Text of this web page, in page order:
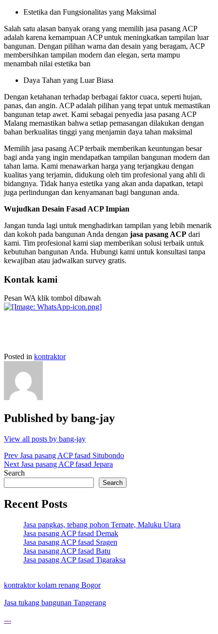
Estetika dan Fungsionalitas yang Maksimal
Salah satu alasan banyak orang yang memilih jasa pasang ACP
adalah karena kemampuan ACP untuk meningkatkan tampilan luar
bangunan. Dengan pilihan warna dan desain yang beragam, ACP
membersihkan tampilan modern dan elegan, serta mampu
menambah nilai estetika ban
Daya Tahan yang Luar Biasa
Dengan ketahanan terhadap berbagai faktor cuaca, seperti hujan,
panas, dan angin. ACP adalah pilihan yang tepat untuk memastikan
bangunan tetap awet. Kami sebagai penyedia jasa pasang ACP
Malang memastikan bahwa setiap pemasangan dilakukan dengan
bahan berkualitas tinggi yang menjamin daya tahan maksimal
Memilih jasa pasang ACP terbaik memberikan keuntungan besar
bagi anda yang ingin mendapatkan tampilan bangunan modern dan
tahan lama. Kami menawarkan harga yang terjangkau dengan
kualitas yang terjamin, didukung oleh tim profesional yang ahli di
bidangnya. Tidak hanya estetika yang akan anda dapatkan, tetapi
juga perlindungan dan kenyamanan bagi bangunan anda.
Wujudkan Desain Fasad ACP Impian
Jangan tunda lagi untuk menghadirkan tampilan yang lebih menarik
dan kokoh pada bangunan Anda dengan jasa pasang ACP dari
kami. Tim profesional kami siap memberikan solusi terbaik untuk
kebutuhan bangunan Anda. Hubungi kami untuk konsultasi tanpa
kewajiban atau jadwalkan survey gratis.
Kontak kami
Pesan WA klik tombol dibawah
Posted in kontraktor
Published by bang-jay
View all posts by bang-jay
Post
navigation
Prev Jasa pasang ACP fasad Situbondo
Next Jasa pasang ACP fasad Jepara
Search
Search
Recent Posts
Jasa pangkas, tebang pohon Ternate, Maluku Utara
Jasa pasang ACP fasad Demak
Jasa pasang ACP fasad Sragen
Jasa pasang ACP fasad Batu
Jasa pasang ACP fasad Tigaraksa
kontraktor kolam renang Bogor
Jasa tukang bangunan Tangerang
---